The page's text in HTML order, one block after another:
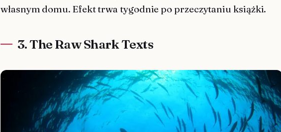
własnym domu. Efekt trwa tygodnie po przeczytaniu książki.
3. The Raw Shark Texts